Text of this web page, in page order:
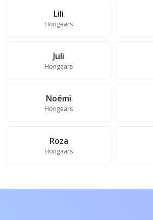
Lili
Hongaars
Juli
Hongaars
Noémi
Hongaars
Roza
Hongaars